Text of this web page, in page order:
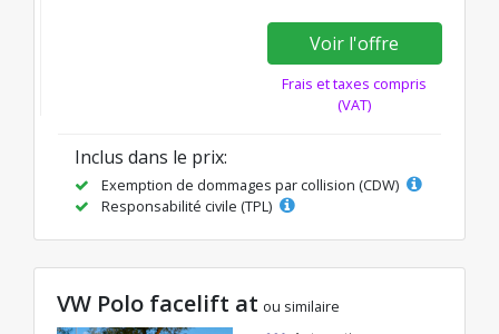
Voir l'offre
Frais et taxes compris
(VAT)
Inclus dans le prix:
Exemption de dommages par collision (CDW)
Responsabilité civile (TPL)
VW Polo facelift at ou similaire